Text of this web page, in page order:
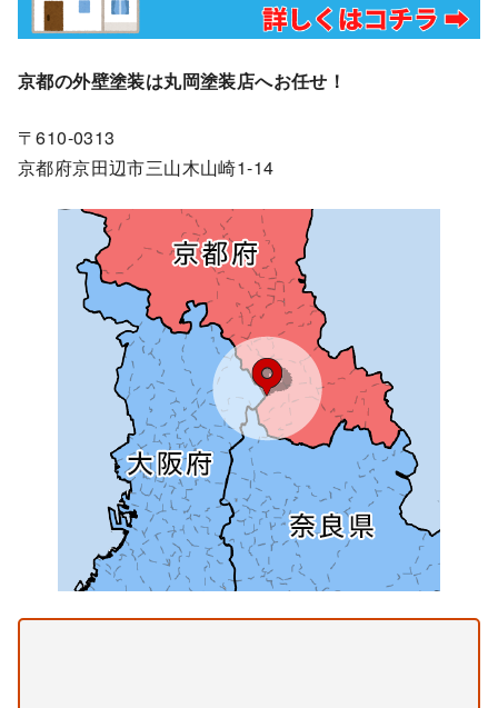
京都の外壁塗装は丸岡塗装店へお任せ！
〒610-0313
京都府京田辺市三山木山崎1-14